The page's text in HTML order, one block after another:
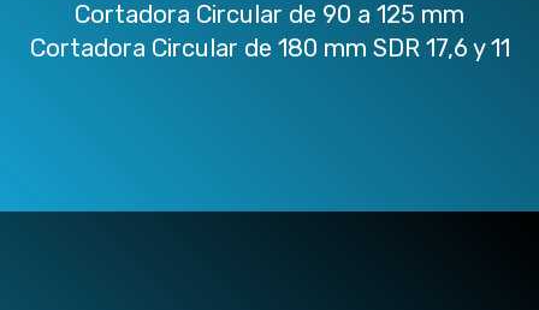
Cortadora Circular de 90 a 125 mm
Cortadora Circular de 180 mm SDR 17,6 y 11